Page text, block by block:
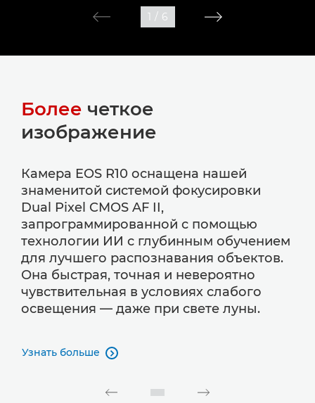
1 / 6
Более четкое
изображение
Камера EOS R10 оснащена нашей
знаменитой системой фокусировки
Dual Pixel CMOS AF II,
запрограммированной с помощью
технологии ИИ с глубинным обучением
для лучшего распознавания объектов.
Она быстрая, точная и невероятно
чувствительная в условиях слабого
освещения — даже при свете луны.
Узнать больше 